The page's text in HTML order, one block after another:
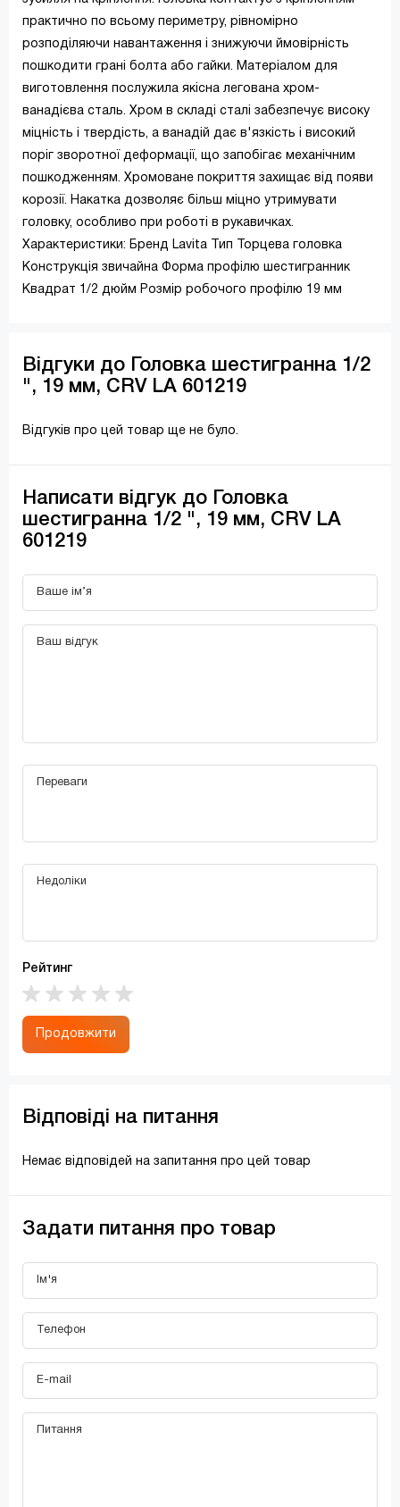
практично по всьому периметру, рівномірно
розподіляючи навантаження і знижуючи ймовірність
пошкодити грані болта або гайки. Матеріалом для
виготовлення послужила якісна легована хром-
ванадієва сталь. Хром в складі сталі забезпечує високу
міцність і твердість, а ванадій дає в'язкість і високий
поріг зворотної деформації, що запобігає механічним
пошкодженням. Хромоване покриття захищає від появи
корозії. Накатка дозволяє більш міцно утримувати
головку, особливо при роботі в рукавичках.
Характеристики: Бренд Lavita Тип Торцева головка
Конструкція звичайна Форма профілю шестигранник
Квадрат 1/2 дюйм Розмір робочого профілю 19 мм
Відгуки до Головка шестигранна 1/2
", 19 мм, CRV LA 601219
Відгуків про цей товар ще не було.
Написати відгук до Головка
шестигранна 1/2 ", 19 мм, CRV LA
601219
Рейтинг
Продовжити
Відповіді на питання
Немає відповідей на запитання про цей товар
Задати питання про товар